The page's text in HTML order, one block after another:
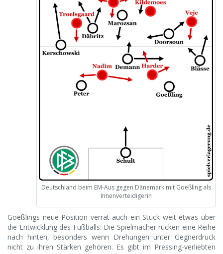
Deutschland beim EM-Aus gegen Dänemark mit Goeßling als
Innenverteidigerin
Goeßlings neue Position verrät auch ein Stück weit etwas über
die Entwicklung des Fußballs: Die Spielmacher rücken eine Reihe
nach hinten, besonders wenn Drehungen unter Gegnerdruck
nicht zu ihren Stärken gehören. Es gibt im Pressing-verliebten